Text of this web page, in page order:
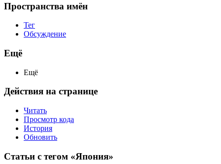
Пространства имён
Тег
Обсуждение
Ещё
Ещё
Действия на странице
Читать
Просмотр кода
История
Обновить
Статьи с тегом «Япония»